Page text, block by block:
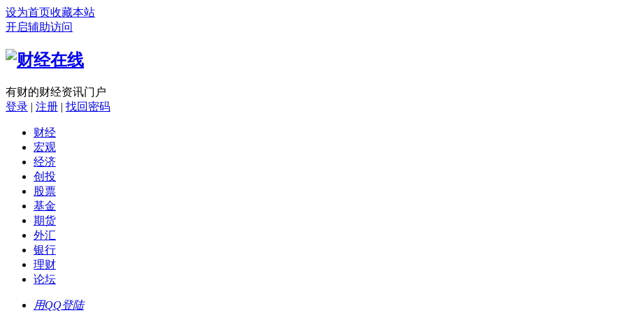
设为首页收藏本站
开启辅助访问
有财的财经资讯门户
登录 | 注册 | 找回密码
财经
宏观
经济
创投
股票
基金
期货
外汇
银行
理财
论坛
用QQ登陆